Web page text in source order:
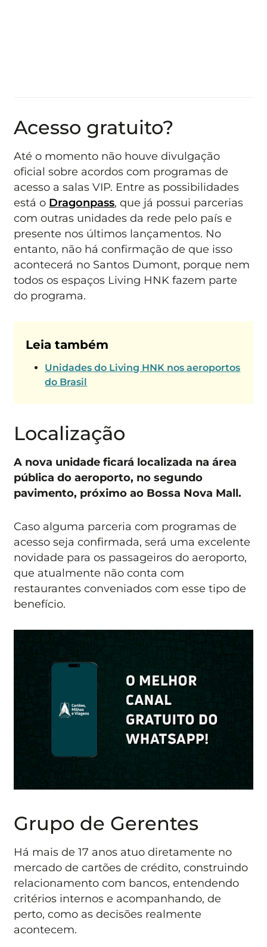
Acesso gratuito?
Até o momento não houve divulgação
oficial sobre acordos com programas de
acesso a salas VIP. Entre as possibilidades
está o Dragonpass, que já possui parcerias
com outras unidades da rede pelo país e
presente nos últimos lançamentos. No
entanto, não há confirmação de que isso
acontecerá no Santos Dumont, porque nem
todos os espaços Living HNK fazem parte
do programa.
Leia também
Unidades do Living HNK nos aeroportos
do Brasil
Localização
A nova unidade ficará localizada na área
pública do aeroporto, no segundo
pavimento, próximo ao Bossa Nova Mall.
Caso alguma parceria com programas de
acesso seja confirmada, será uma excelente
novidade para os passageiros do aeroporto,
que atualmente não conta com
restaurantes conveniados com esse tipo de
benefício.
Grupo de Gerentes
Há mais de 17 anos atuo diretamente no
mercado de cartões de crédito, construindo
relacionamento com bancos, entendendo
critérios internos e acompanhando, de
perto, como as decisões realmente
acontecem.